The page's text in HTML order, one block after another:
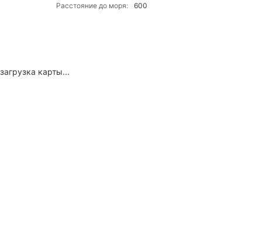
Расстояние до моря:
600
загрузка карты...